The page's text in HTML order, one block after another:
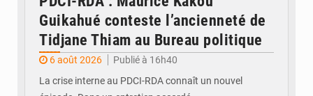
Guikahué conteste l’ancienneté de
Tidjane Thiam au Bureau politique
6 août 2026
Publié à 16h40
La crise interne au PDCI-RDA connaît un nouvel